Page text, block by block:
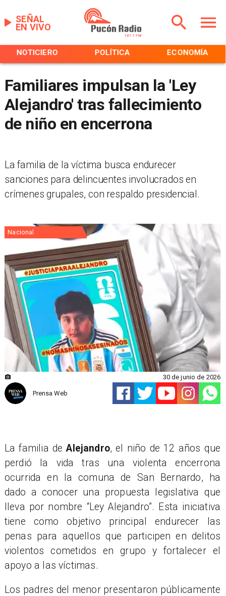
EN VIVO
SEÑAL
NOTICIERO POLÍTICA ECONOMÍA
Familiares impulsan la 'Ley
Alejandro' tras fallecimiento
de niño en encerrona
La familia de la víctima busca endurecer
sanciones para delincuentes involucrados en
crímenes grupales, con respaldo presidencial.
Nacional
Prensa Web
30 de junio de 2026
La familia deAlejandro, el niño de 12 años que
perdió la vida tras una violenta encerrona
ocurrida en la comuna de San Bernardo, ha
dado a conocer una propuesta legislativa que
lleva por nombre “Ley Alejandro”. Esta iniciativa
tiene como objetivo principal endurecer las
penas para aquellos que participen en delitos
violentos cometidos en grupo y fortalecer el
apoyo a las víctimas.
Los padres del menor presentaron públicamente